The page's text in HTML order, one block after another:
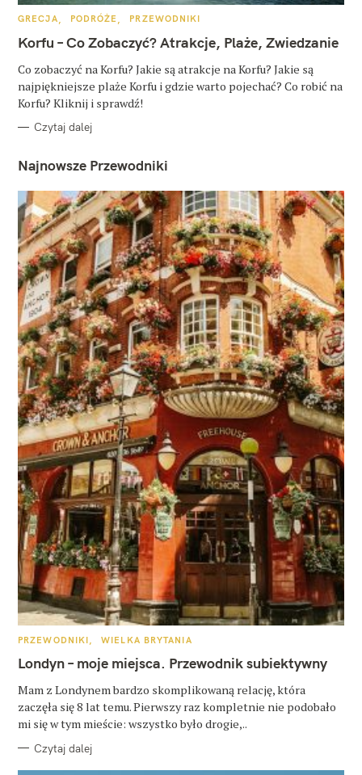
K
T
E
O
R
I
GRECJA PODRÓŻE PRZEWODNIKI
Korfu – Co Zobaczyć? Atrakcje, Plaże, Zwiedzanie
Co zobaczyć na Korfu? Jakie są atrakcje na Korfu? Jakie są
najpiękniejsze plaże Korfu i gdzie warto pojechać? Co robić na
Korfu? Kliknij i sprawdź!
Czytaj dalej
Najnowsze Przewodniki
K
T
E
O
R
I
PRZEWODNIKI WIELKA BRYTANIA
Londyn – moje miejsca. Przewodnik subiektywny
Mam z Londynem bardzo skomplikowaną relację, która
zaczęła się 8 lat temu. Pierwszy raz kompletnie nie podobało
mi się w tym mieście: wszystko było drogie,..
Czytaj dalej